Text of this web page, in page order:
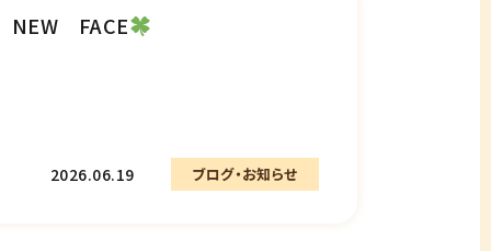
NEW FACE
2026.06.19 ブログ・お知らせ